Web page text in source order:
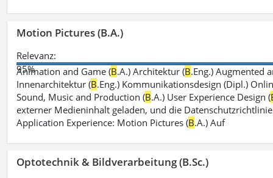
Motion Pictures (B.A.)
Relevanz:
95%
Animation and Game (B.A.) Architektur (B.Eng.) Augmented
Innenarchitektur (B.Eng.) Kommunikationsdesign (Dipl.)
Sound, Music and Production (B.A.) User Experience Design (
externer Medieninhalt geladen, und die
Application Experience: Motion Pictures (B.A.) Auf
Optotechnik & Bildverarbeitung (B.Sc.)